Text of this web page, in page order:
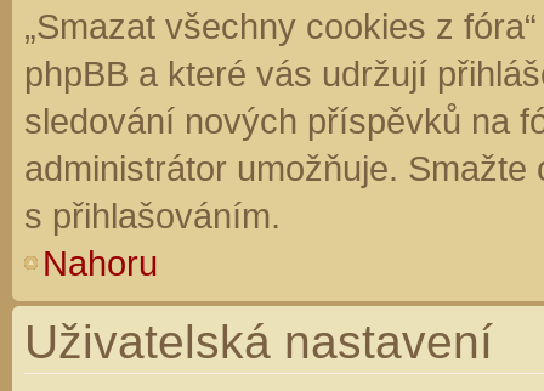
„Smazat všechny cookies z
phpBB a které vás udržují
sledování nových příspěvků na
administrátor umožňuje.
s přihlašováním.
Nahoru
Uživatelská nastavení